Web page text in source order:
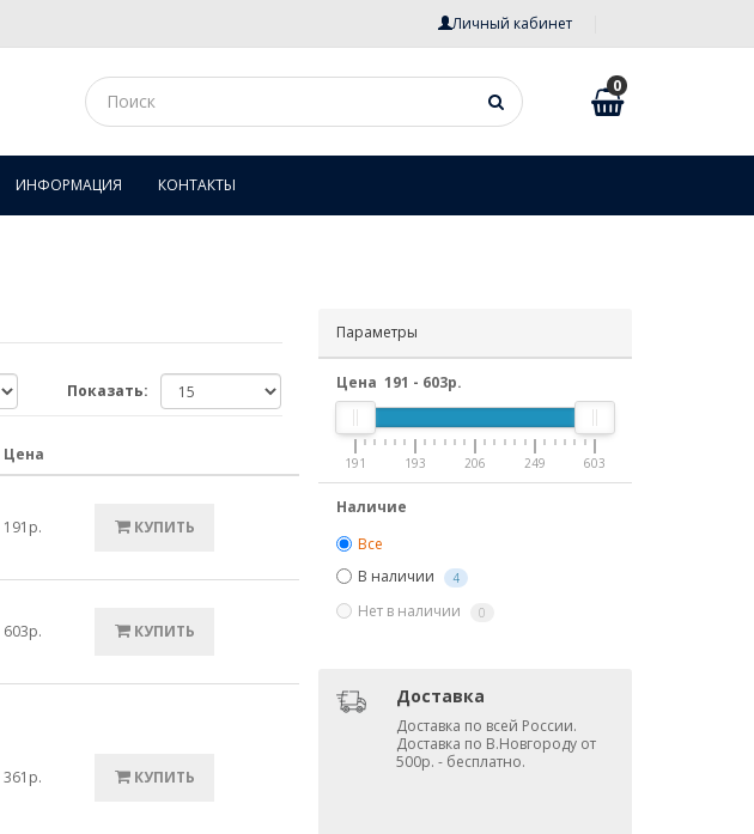
Личный кабинет
0
ИНФОРМАЦИЯ КОНТАКТЫ
Показать:
Цена
191р. КУПИТЬ
603р. КУПИТЬ
361р. КУПИТЬ
Параметры
Цена 191 - 603р.
191 193 206 249 603
Наличие
Все
В наличии
4
Нет в наличии 0
Доставка
Доставка по всей России.
Доставка по В.Новгороду от
500р. - бесплатно.